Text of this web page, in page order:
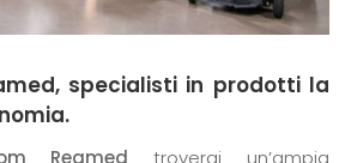
specialisti in prodotti la
Reamed troverai un’ampia